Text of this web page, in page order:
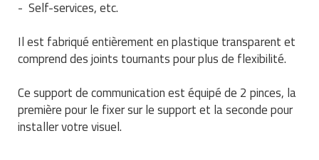
Vêtements personnalisés
Vitrines pour magasin
Traitement de l'air
Traitement des eaux
Transformateur électrique
Tapis de bureau
Tapis et caillebotis
Traitement des surfaces
Traitement du linge
Equipements de football
Equipements de karting
Equipements pour roller
Pétrin professionnel
Piano de cuisson
Pompes à sauce
- Self-services, etc.
Il est fabriqué entièrement en plastique transparent et
comprend des joints tournants pour plus de flexibilité.
Ce support de communication est équipé de 2 pinces, la
première pour le fixer sur le support et la seconde pour
installer votre visuel.